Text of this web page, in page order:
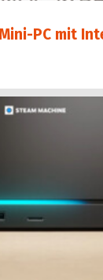
PC mit